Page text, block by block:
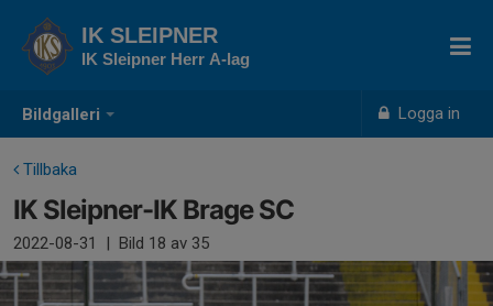
Bildgalleri Logga in
IK SLEIPNER
IK Sleipner Herr A-lag
Tillbaka
IK Sleipner-IK Brage SC
2022-08-31 | Bild 18 av 35